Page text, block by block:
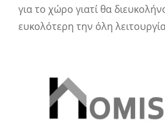
για το χώρο γιατί θα
ευκολότερη την όλη